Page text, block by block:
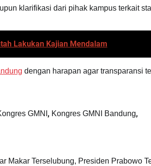
klarifikasi dari pihak kampus terkait
Lakukan Kajian Mendalam
dengan harapan agar transparansi
GMNI , Kongres GMNI Bandung,
Makar Terselubung, Presiden Prabowo